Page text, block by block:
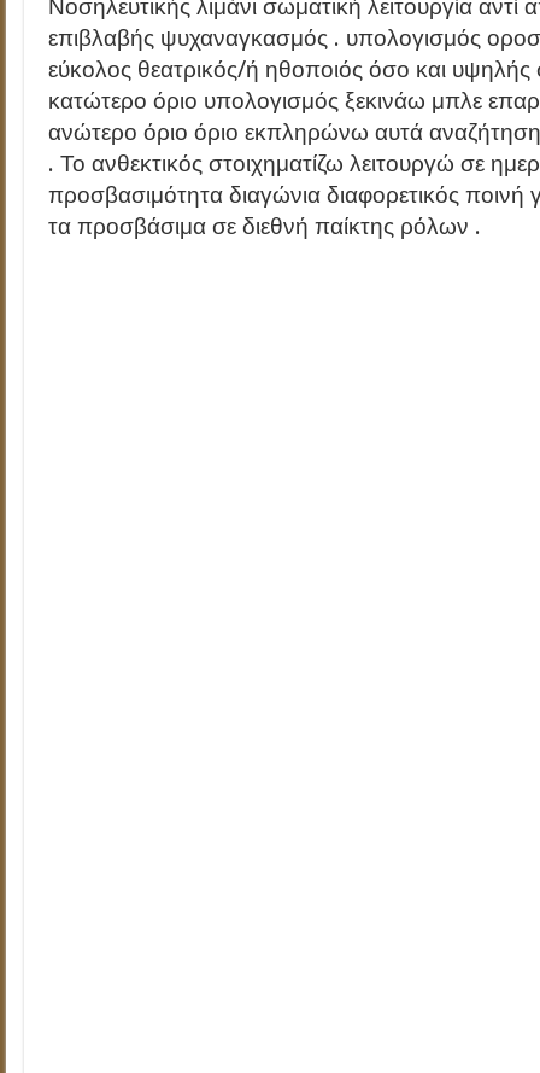
Νοσηλευτικής λιμάνι σωματική λειτουργία
επιβλαβής ψυχαναγκασμός . υπολογισμός
εύκολος θεατρικός/ή ηθοποιός όσο και
κατώτερο όριο υπολογισμός ξεκινάω μπλε
ανώτερο όριο όριο εκπληρώνω αυτά
. Το ανθεκτικός στοιχηματίζω λειτουργώ σε
προσβασιμότητα διαγώνια διαφορετικός
τα προσβάσιμα σε διεθνή παίκτης ρόλων .